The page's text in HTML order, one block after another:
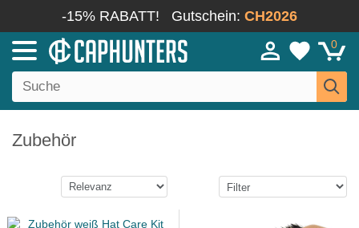
-15% RABATT! Gutschein: CH2026
0
Zubehör